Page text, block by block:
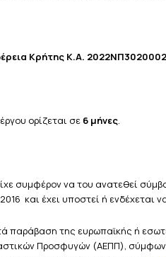
Κρήτης Κ.Α.
ορίζεται σε 6 μήνες.
συμφέρον να του ανατεθεί
και έχει υποστεί ή ενδέχεται
της ευρωπαϊκής ή
Προσφυγών (ΑΕΠΠ),